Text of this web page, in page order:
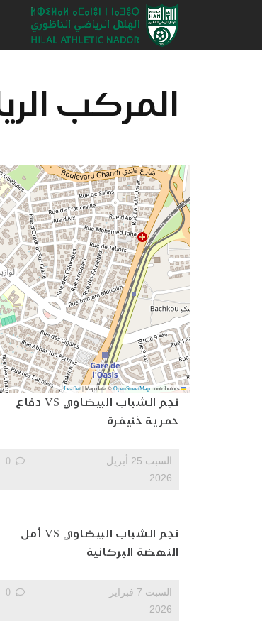
المركب
Leaflet
|Map data © OpenStreetMapcontributors
نجم الشباب البيضاوي VS دفاع
حمرية خنيفرة
السبت 25 أبريل
2026
0
نجم الشباب البيضاوي VS أمل
النهضة البركانية
السبت 7 فبراير
2026
0